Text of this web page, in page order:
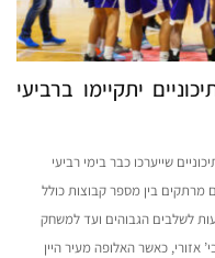
יתקיימו ברביעי
שייערכו כבר בימי רביעי
מרתקים בין מספר קבוצות כולל
לשלבים הגבוהים ועד למשחק
אזורי, כאשר האלופה מעיר היין